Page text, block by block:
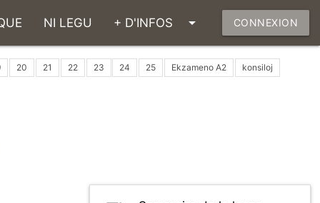
CONNEXION
NI LEGU + D'INFOS arrow_drop_down
20 21 22 23 24 25 Ekzameno A2 konsiloj